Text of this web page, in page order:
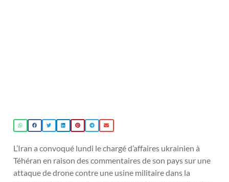
L’Iran a convoqué lundi le chargé d’affaires ukrainien à
Téhéran en raison des commentaires de son pays sur une
attaque de drone contre une usine militaire dans la